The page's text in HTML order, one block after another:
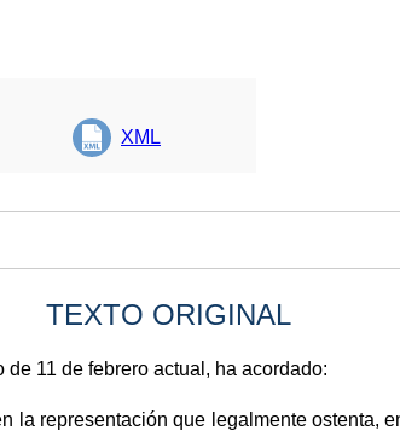
XML
TEXTO ORIGINAL
11 de febrero actual, ha acordado:
la representación que legalmente ostenta,